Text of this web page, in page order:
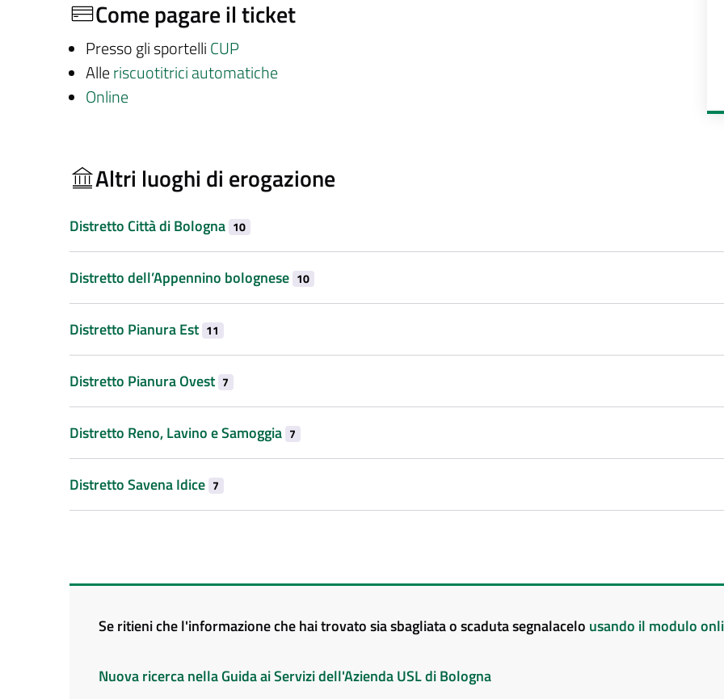
Come pagare il ticket
Presso gli sportelli CUP
Alleriscuotitrici automatiche
Online
Altri luoghi di erogazione
Distretto Città di Bologna 10
Distretto dell’Appennino bolognese 10
Distretto Pianura Est 11
Distretto Pianura Ovest 7
Distretto Reno, Lavino e Samoggia 7
Distretto Savena Idice 7
Se ritieni che l'informazione che hai trovato sia sbagliata o scaduta segnalacelo usando il modulo
Nuova ricerca nella Guida ai Servizi dell'Azienda USL di Bologna